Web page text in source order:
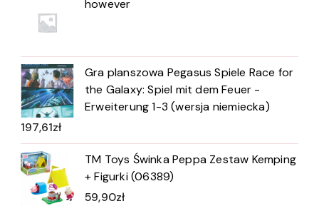
however
Gra planszowa Pegasus Spiele Race for
the Galaxy: Spiel mit dem Feuer -
Erweiterung 1-3 (wersja niemiecka)
197,61zł
TM Toys Świnka Peppa Zestaw Kemping
+ Figurki (06389)
59,90zł